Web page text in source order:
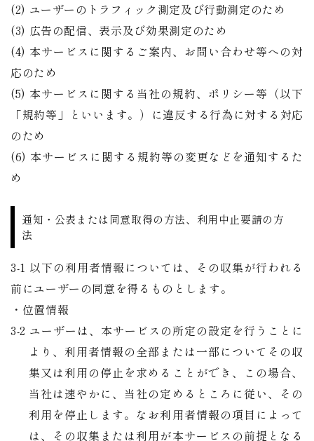
(2) ユーザーのトラフィック測定及び行動測定のため
(3) 広告の配信、表示及び効果測定のため
(4) 本サービスに関するご案内、お問い合わせ等への対
応のため
(5) 本サービスに関する当社の規約、ポリシー等（以下
「規約等」といいます。）に違反する行為に対する対応
のため
(6) 本サービスに関する規約等の変更などを通知するた
め
通知・公表または同意取得の方法、利用中止要請の方
法
3-1 以下の利用者情報については、その収集が行われる
前にユーザーの同意を得るものとします。
・位置情報
​​​​​​​3-2 ユーザーは、本サービスの所定の設定を行うことに
より、利用者情報の全部または一部についてその収
集又は利用の停止を求めることができ、この場合、
当社は速やかに、当社の定めるところに従い、その
利用を停止します。なお利用者情報の項目によって
は、その収集または利用が本サービスの前提となる